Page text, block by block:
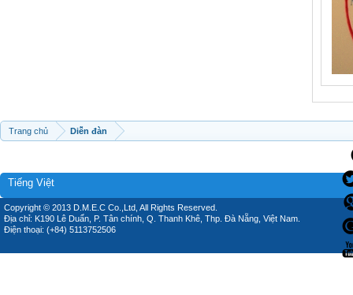
Trang chủ Diễn đàn
Tiếng Việt
Copyright © 2013 D.M.E.C Co.,Ltd, All Rights Reserved.
Địa chỉ: K190 Lê Duẩn, P. Tân chính, Q. Thanh Khê, Thp. Đà Nẵng, Việt Nam.
Điện thoại: (+84) 5113752506